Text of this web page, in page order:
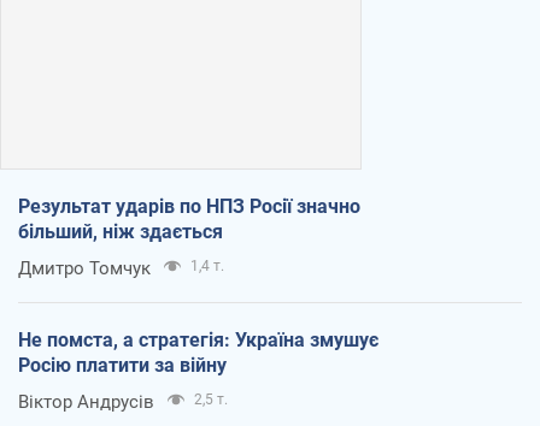
Результат ударів по НПЗ Росії значно
більший, ніж здається
Дмитро Томчук 1,4 т.
Не помста, а стратегія: Україна змушує
Росію платити за війну
Віктор Андрусів 2,5 т.